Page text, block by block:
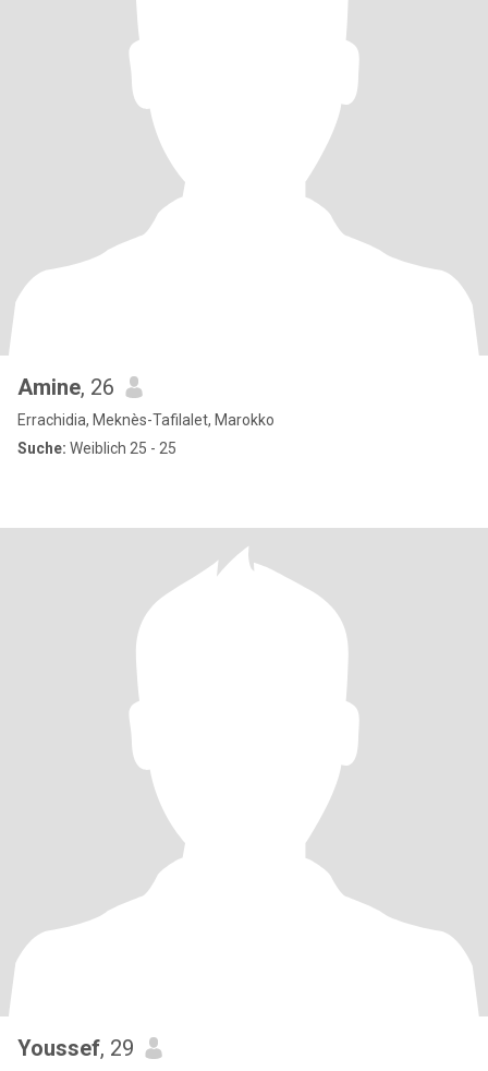
Amine, 26
Errachidia, Meknès-Tafilalet, Marokko
Suche: Weiblich 25 - 25
Youssef, 29